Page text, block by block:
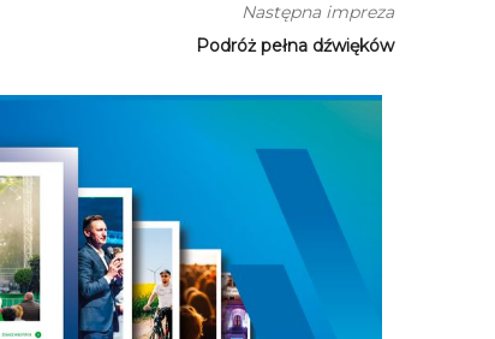
Następna impreza
Podróż pełna dźwięków